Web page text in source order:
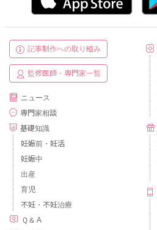
記事制作への取り組み
監修医師・専門家一覧
ニュース
専門家相談
基礎知識
妊娠前・妊活
妊娠中
出産
育児
不妊・不妊治療
Ｑ＆Ａ